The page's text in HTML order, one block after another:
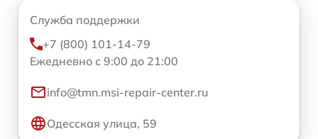
Служба поддержки
+7 (800) 101-14-79
Ежедневно с 9:00 до 21:00
info@tmn.msi-repair-center.ru
Одесская улица, 59